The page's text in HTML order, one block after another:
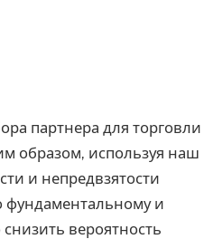
партнера для торговли
образом, используя наш
и непредвзятости
фундаментальному и
вероятность